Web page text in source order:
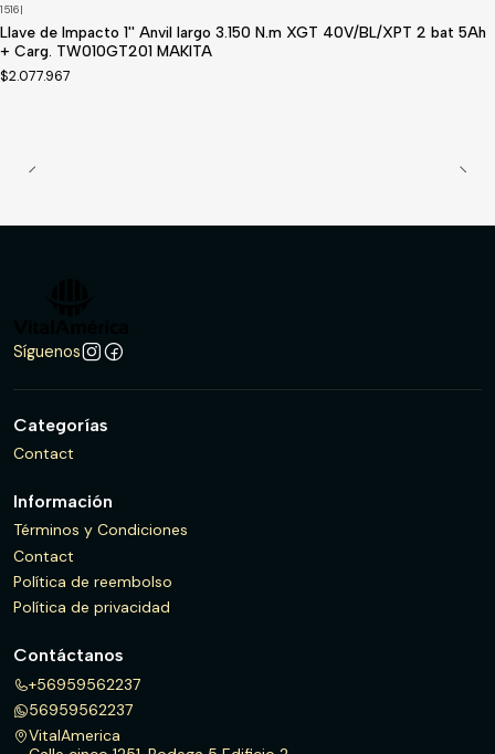
1516|
Llave de Impacto 1'' Anvil largo 3.150 N.m XGT 40V/BL/XPT 2 bat 5Ah
+ Carg. TW010GT201 MAKITA
$2.077.967
Síguenos
Categorías
Contact
Información
Términos y Condiciones
Contact
Política de reembolso
Política de privacidad
Contáctanos
+56959562237
56959562237
VitalAmerica